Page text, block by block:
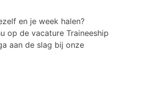
en je week halen?
op de vacature Traineeship
aan de slag bij onze